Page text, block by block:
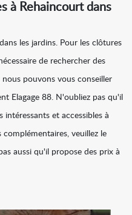
à Rehaincourt dans
les jardins. Pour les clôtures
de rechercher des
pouvons vous conseiller
Elagage 88. N'oubliez pas qu'il
et accessibles à
veuillez le
aussi qu'il propose des prix à